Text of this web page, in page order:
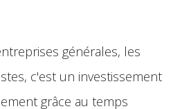
générales, les
c'est un investissement
grâce au temps